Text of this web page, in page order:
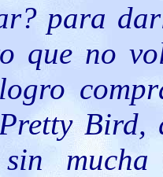
para
que no
Bird,